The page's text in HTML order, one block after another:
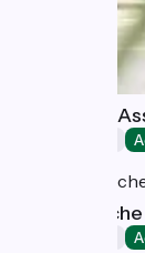
Les Treize
Resto